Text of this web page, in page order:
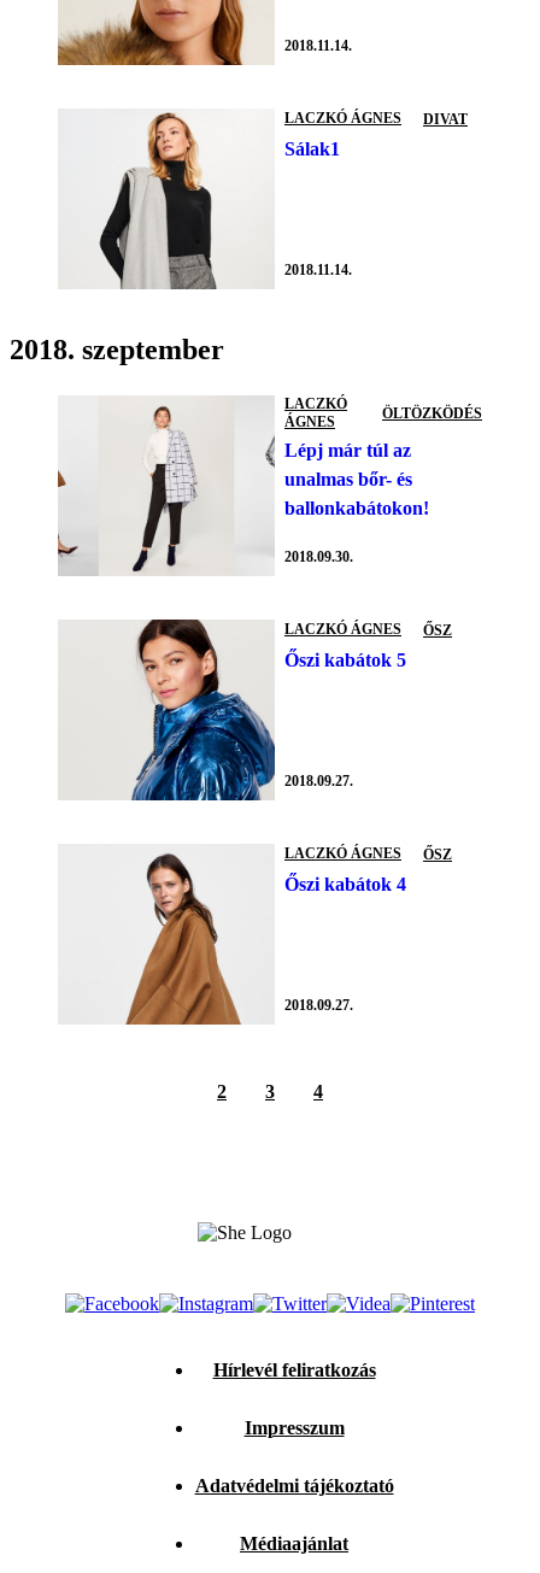
2018.11.14.
LACZKÓ ÁGNES DIVAT
Sálak1
2018.11.14.
2018. szeptember
LACZKÓ
ÁGNES
ÖLTÖZKÖDÉS
Lépj már túl az
unalmas bőr- és
ballonkabátokon!
2018.09.30.
LACZKÓ ÁGNES ŐSZ
Őszi kabátok 5
2018.09.27.
LACZKÓ ÁGNES ŐSZ
Őszi kabátok 4
2018.09.27.
2 3 4
Hírlevél feliratkozás
Impresszum
Adatvédelmi tájékoztató
Médiaajánlat